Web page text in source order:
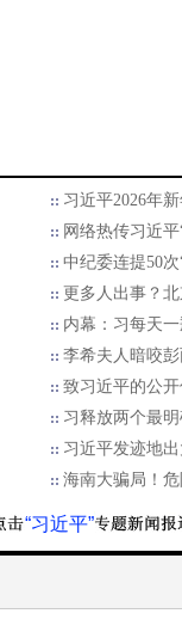
习近平2026年
网络热传习近
中纪委连提50
更多人出事？
内幕：习每天
李希夫人暗咬
致习近平的公
习释放两个最
习近平发迹地
海南大骗局！
“习近平”